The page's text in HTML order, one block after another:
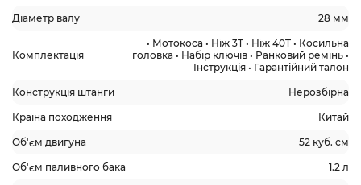
Діаметр валу 28 мм
Комплектація
• Мотокоса • Ніж 3T • Ніж 40T • Косильна
головка • Набір ключів • Ранковий ремінь •
Інструкція • Гарантійний талон
Конструкція штанги Нерозбірна
Країна походження Китай
Об'єм двигуна 52 куб. см
Об'єм паливного бака 1.2 л